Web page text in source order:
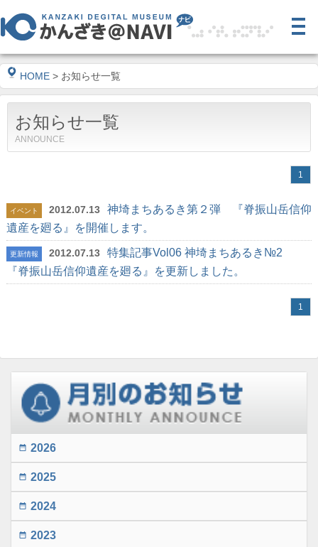
HOME > お知らせ一覧
お知らせ一覧
ANNOUNCE
1
イベント 2012.07.13
神埼まちあるき第２弾 『脊振山岳信仰
遺産を廻る』を開催します。
更新情報 2012.07.13
特集記事Vol06 神埼まちあるき№2
『脊振山岳信仰遺産を廻る』を更新しました。
1
date_range 2026
date_range 2025
date_range 2024
date_range 2023